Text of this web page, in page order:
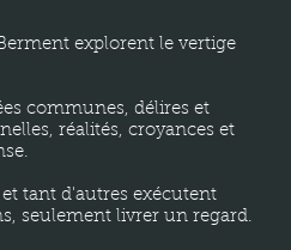
explorent le vertige
communes, délires et
réalités, croyances et
tant d'autres exécutent
seulement livrer un regard.